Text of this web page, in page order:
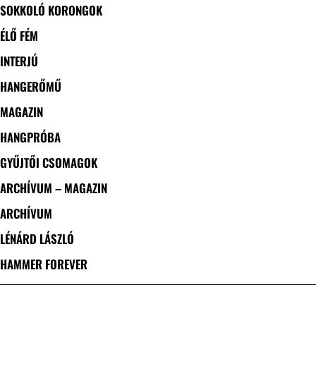
SOKKOLÓ KORONGOK
ÉLŐ FÉM
INTERJÚ
HANGERŐMŰ
MAGAZIN
HANGPRÓBA
GYŰJTŐI CSOMAGOK
ARCHÍVUM – MAGAZIN
ARCHÍVUM
LÉNÁRD LÁSZLÓ
HAMMER FOREVER